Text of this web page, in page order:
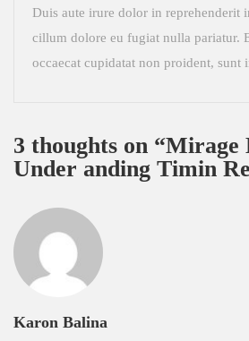
Duis aute irure dolor in reprehenderit
cillum dolore eu fugiat nulla pariatur.
occaecat cupidatat non proident,
3 thoughts on “Mirage
Under anding Timin
Karon Balina